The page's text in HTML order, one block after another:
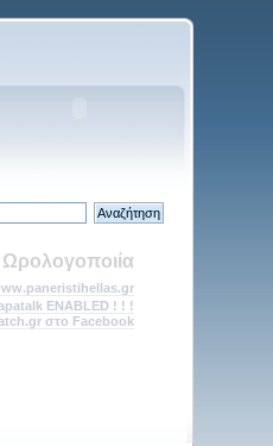
ENABLED ! ! !
στο Facebook